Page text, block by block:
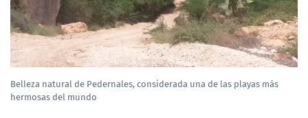
Belleza natural de Pedernales, considerada una de las playas más
hermosas del mundo